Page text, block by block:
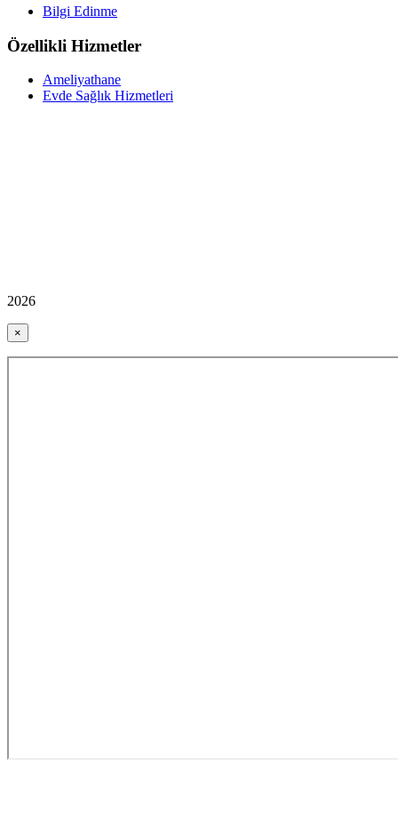
Bilgi Edinme
Özellikli Hizmetler
Ameliyathane
Evde Sağlık Hizmetleri
2026
×